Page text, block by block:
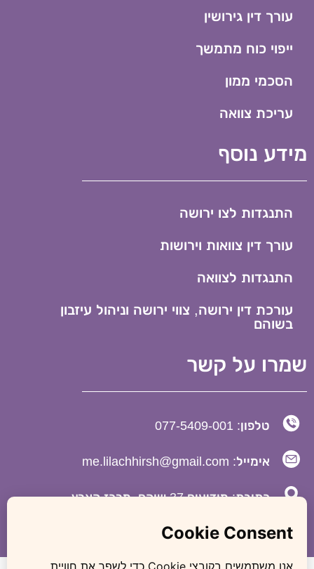
עורך דין גירושין
ייפוי כוח מתמשך
הסכמי ממון
עריכת צוואה
מידע נוסף
התנגדות לצו ירושה
עורך דין צוואות וירושות
התנגדות לצוואה
עורכת דין ירושה, צווי ירושה וניהול עיזבון
בשוהם
שמרו על קשר
טלפון: 077-5409-001
אימייל: me.lilachhirsh@gmail.com
כתובת: מודיעים 37 שוהם, מרכז הארץ